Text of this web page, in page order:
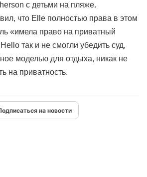
с детьми на пляже.
что Elle полностью права в этом
«имела право на приватный
так и не смогли убедить суд,
моделью для отдыха, никак не
на приватность.
на новости